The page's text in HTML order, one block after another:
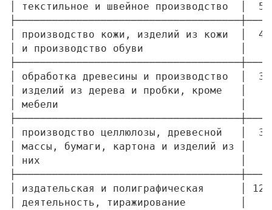
│ текстильное и швейное производство
│ производство кожи, изделий из кожи
│ и производство обуви
│ обработка древесины и производство
│ изделий из дерева и пробки,
│ мебели                              │
│ производство целлюлозы, древесной
│ массы, бумаги, картона и изделий
│ них                                 │
│ издательская и полиграфическая      │
│ деятельность, тиражирование